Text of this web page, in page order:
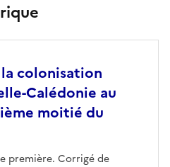
colonisation
Calédonie au
moitié du
première. Corrigé de